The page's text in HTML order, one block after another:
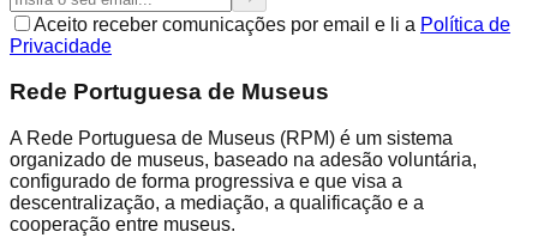
Aceito receber comunicações por email e li a Política de
Privacidade
Rede Portuguesa de Museus
A Rede Portuguesa de Museus (RPM) é um sistema
organizado de museus, baseado na adesão voluntária,
configurado de forma progressiva e que visa a
descentralização, a mediação, a qualificação e a
cooperação entre museus.